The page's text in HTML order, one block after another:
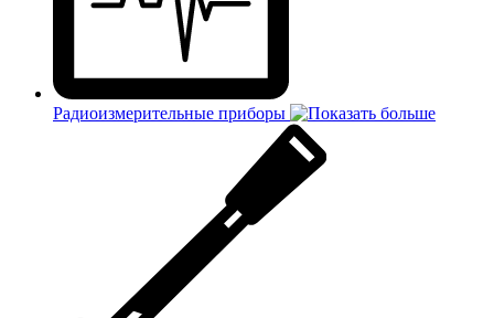
Радиоизмерительные приборы